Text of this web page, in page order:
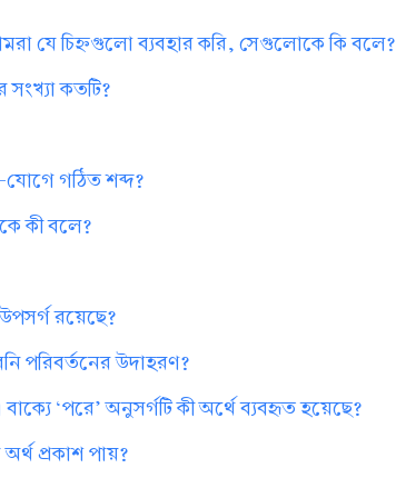
যে চিহ্নগুলো ব্যবহার করি, সেগুলোকে কি বলে?
সংখ্যা কতটি?
যোগে গঠিত শব্দ?
কী বলে?
রয়েছে?
পরিবর্তনের উদাহরণ?
‘পরে’ অনুসর্গটি কী অর্থে ব্যবহৃত হয়েছে?
অর্থ প্রকাশ পায়?